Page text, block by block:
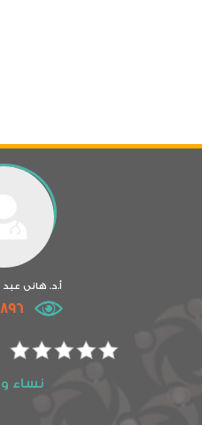
أ.د. هانى
نساء و